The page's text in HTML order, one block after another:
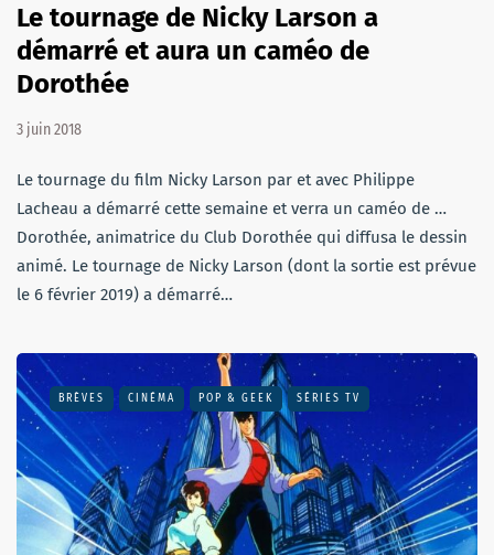
Le tournage de Nicky Larson a
démarré et aura un caméo de
Dorothée
3 juin 2018
Le tournage du film Nicky Larson par et avec Philippe
Lacheau a démarré cette semaine et verra un caméo de …
Dorothée, animatrice du Club Dorothée qui diffusa le dessin
animé. Le tournage de Nicky Larson (dont la sortie est prévue
le 6 février 2019) a démarré…
BRÈVES CINÉMA POP & GEEK SÉRIES TV